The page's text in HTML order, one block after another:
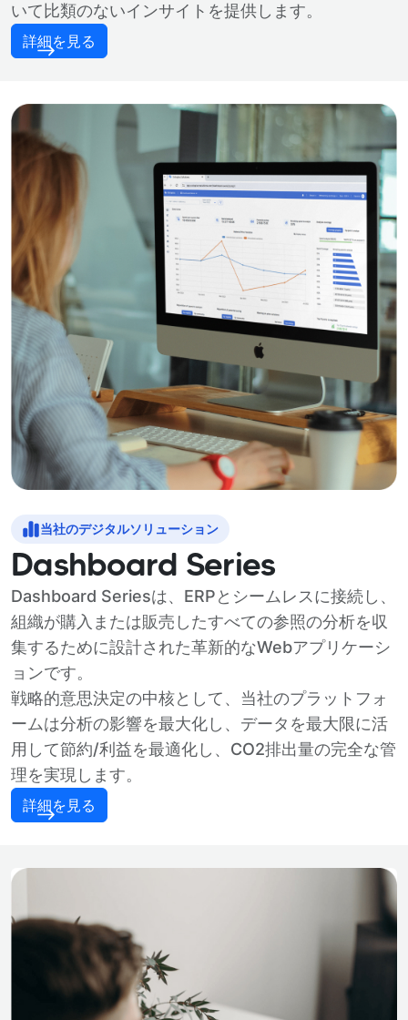
いて比類のないインサイトを提供します。
詳細を見る
当社のデジタルソリューション
Dashboard Series
Dashboard Seriesは、ERPとシームレスに接続し、
組織が購入または販売したすべての参照の分析を収
集するために設計された革新的なWebアプリケーシ
ョンです。
戦略的意思決定の中核として、当社のプラットフォ
ームは分析の影響を最大化し、データを最大限に活
用して節約/利益を最適化し、CO2排出量の完全な管
理を実現します。
詳細を見る